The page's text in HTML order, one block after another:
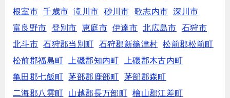
根室市
千歳市 滝川市 砂川市 歌志内市
深川市
富良野市
登別市 恵庭市 伊達市 北広島市
石狩市
北斗市
石狩郡当別町 石狩郡新篠津村
松前郡松前町
松前郡福島町
上磯郡知内町
上磯郡木古内町
亀田郡七飯町
茅部郡鹿部町
茅部郡森町
二海郡八雲町
山越郡長万部町
檜山郡江差町